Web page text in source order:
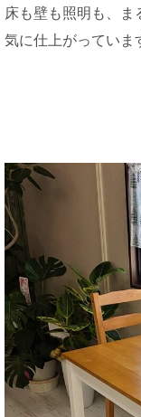
床も壁も照明も、ま
気に仕上がっていま